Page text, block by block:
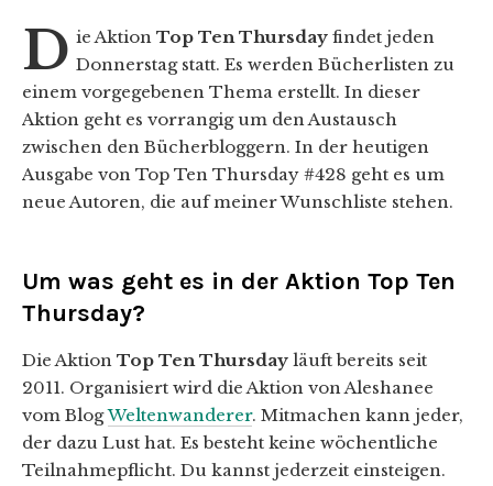
D ie Aktion Top Ten Thursday findet jeden
Donnerstag statt. Es werden Bücherlisten zu
einem vorgegebenen Thema erstellt. In dieser
Aktion geht es vorrangig um den Austausch
zwischen den Bücherbloggern. In der heutigen
Ausgabe von Top Ten Thursday #428 geht es um
neue Autoren, die auf meiner Wunschliste stehen.
Um was geht es in der Aktion Top Ten
Thursday?
Die Aktion Top Ten Thursday läuft bereits seit
2011. Organisiert wird die Aktion von Aleshanee
vom BlogWeltenwanderer. Mitmachen kann jeder,
der dazu Lust hat. Es besteht keine wöchentliche
Teilnahmepflicht. Du kannst jederzeit einsteigen.